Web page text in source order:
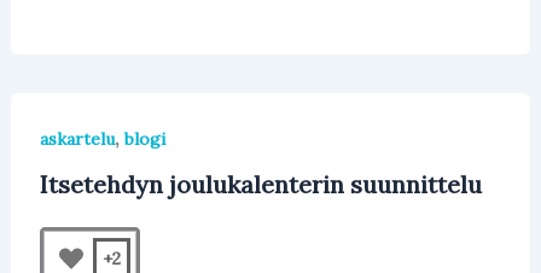
b
o
k
A
p
p
askartelu,blogi
Itsetehdyn joulukalenterin suunnittelu
+2